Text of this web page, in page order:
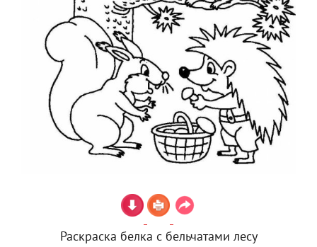
Раскраска белка с бельчатами лесу